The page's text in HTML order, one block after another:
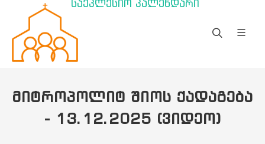
საეკლესიო კალენდარი
ᲛᲘᲢᲠᲝᲞᲝᲚᲘᲢ ᲨᲘᲝᲡ ᲥᲐᲓᲐᲒᲔᲑᲐ
- 13.12.2025 (ᲕᲘᲓᲔᲝ)